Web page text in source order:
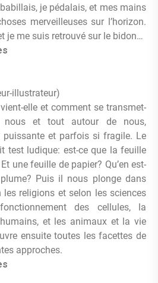
je pédalais, et mes mains
merveilleuses sur l’horizon.
je me suis retrouvé sur le bidon…
illustrateur)
vient-elle et comment se transmet-
et tout autour de nous,
puissante et parfois si fragile. Le
test ludique: est-ce que la feuille
une feuille de papier? Qu’en est-
Puis il nous plonge dans
les religions et selon les sciences
des cellules, la
et les animaux et la vie
ensuite toutes les facettes de
approches.